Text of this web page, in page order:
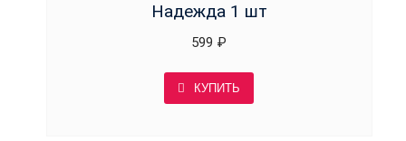
Надежда 1 шт
599 ₽
КУПИТЬ